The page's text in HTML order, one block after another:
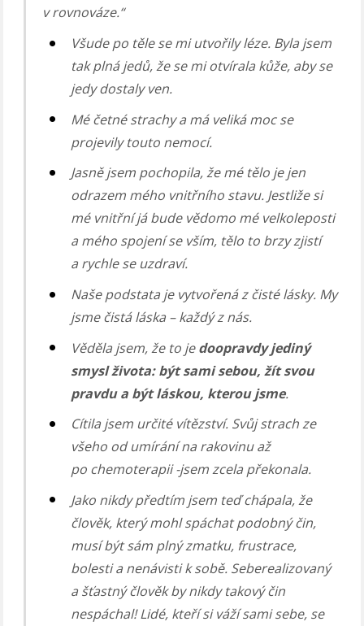
v rovnováze.“
Všude po těle se mi utvořily léze. Byla jsem
tak plná jedů, že se mi otvírala kůže, aby se
jedy dostaly ven.
Mé četné strachy a má veliká moc se
projevily touto nemocí.
Jasně jsem pochopila, že mé tělo je jen
odrazem mého vnitřního stavu. Jestliže si
mé vnitřní já bude vědomo mé velkoleposti
a mého spojení se vším, tělo to brzy zjistí
a rychle se uzdraví.
Naše podstata je vytvořená z čisté lásky. My
jsme čistá láska – každý z nás.
Věděla jsem, že to jedoopravdy jediný
smysl života: být sami sebou, žít svou
pravdu a být láskou, kterou jsme.
Cítila jsem určité vítězství. Svůj strach ze
všeho od umírání na rakovinu až
po chemoterapii -jsem zcela překonala.
Jako nikdy předtím jsem teď chápala, že
člověk, který mohl spáchat podobný čin,
musí být sám plný zmatku, frustrace,
bolesti a nenávisti k sobě. Seberealizovaný
a šťastný člověk by nikdy takový čin
nespáchal! Lidé, kteří si váží sami sebe, se